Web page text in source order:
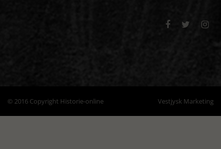
  
© 2016 Copyright Historie-online Vestjysk Marketing